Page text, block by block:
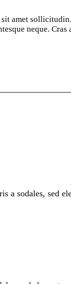
amet
neque.
a sodales, sed